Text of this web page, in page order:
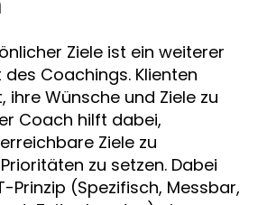
Ziele ist ein weiterer
Coachings. Klienten
Wünsche und Ziele zu
Coach hilft dabei,
Ziele zu
zu setzen. Dabei
Prinzip (Spezifisch, Messbar,